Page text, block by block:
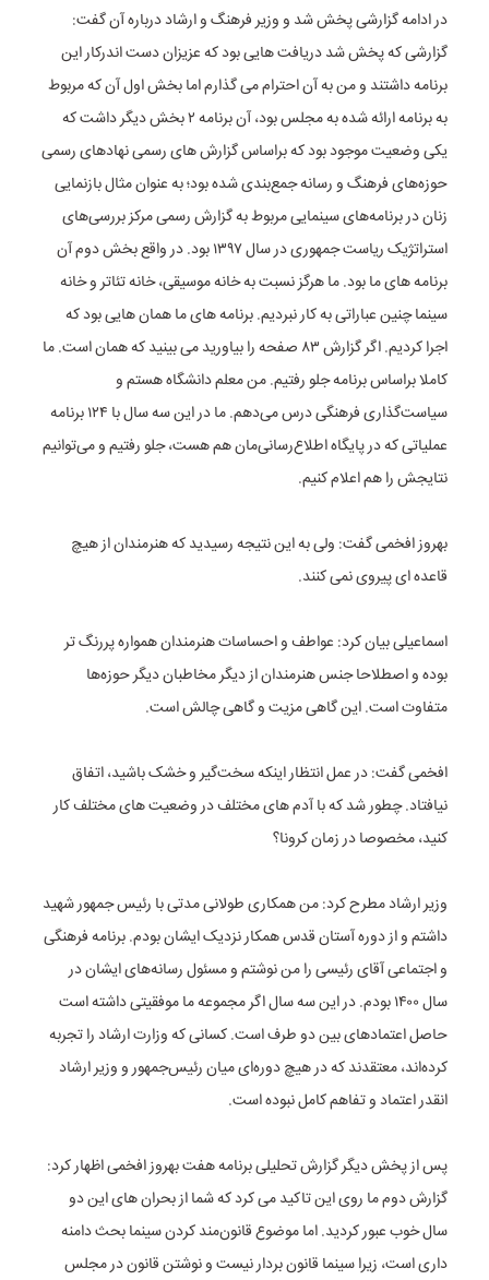
در ادامه گزارشی پخش شد و وزیر فرهنگ و ارشاد درباره آن گفت:
گزارشی که پخش شد دریافت هایی بود که عزیزان دست اندرکار این
برنامه داشتند و من به آن احترام می گذارم اما بخش اول آن که مربوط
به برنامه ارائه شده به مجلس بود، آن برنامه ۲ بخش دیگر داشت که
یکی وضعیت موجود بود که براساس گزارش های رسمی نهادهای رسمی
حوزه‌های فرهنگ و رسانه جمع‌بندی شده بود؛ به عنوان مثال بازنمایی
زنان در برنامه‌های سینمایی مربوط به گزارش رسمی مرکز بررسی‌های
استراتژیک ریاست جمهوری در سال ۱۳۹۷ بود. در واقع بخش دوم آن
برنامه های ما بود. ما هرگز نسبت به خانه موسیقی، خانه تئاتر و خانه
سینما چنین عباراتی به کار نبردیم. برنامه های ما همان هایی بود که
اجرا کردیم. اگر گزارش ۸۳ صفحه را بیاورید می بینید که همان است. ما
کاملا براساس برنامه جلو رفتیم. من معلم دانشگاه هستم و
سیاست‌گذاری فرهنگی درس می‌دهم. ما در این سه سال با ۱۲۴ برنامه
عملیاتی که در پایگاه اطلاع‌رسانی‌مان هم هست، جلو رفتیم و می‌توانیم
نتایجش را هم اعلام کنیم.
بهروز افخمی گفت: ولی به این نتیجه رسیدید که هنرمندان از هیچ
قاعده ای پیروی نمی کنند.
اسماعیلی بیان کرد: عواطف و احساسات هنرمندان همواره پررنگ تر
بوده و اصطلاحا جنس هنرمندان از دیگر مخاطبان دیگر حوزه‌ها
متفاوت است. این گاهی مزیت و گاهی چالش است.
افخمی گفت: در عمل انتظار اینکه سخت‌گیر و خشک باشید، اتفاق
نیافتاد. چطور شد که با آدم های مختلف در وضعیت های مختلف کار
کنید، مخصوصا در زمان کرونا؟
وزیر ارشاد مطرح کرد: من همکاری طولانی مدتی با رئیس جمهور شهید
داشتم و از دوره آستان قدس همکار نزدیک ایشان بودم. برنامه فرهنگی
و اجتماعی آقای رئیسی را من نوشتم و مسئول رسانه‌های ایشان در
سال ۱۴۰۰ بودم. در این سه سال اگر مجموعه ما موفقیتی داشته است
حاصل اعتمادهای بین دو طرف است. کسانی که وزارت ارشاد را تجربه
کرده‌اند، معتقدند که در هیچ دوره‌ای میان رئیس‌جمهور و وزیر ارشاد
انقدر اعتماد و تفاهم کامل نبوده است.
پس از پخش دیگر گزارش تحلیلی برنامه هفت بهروز افخمی اظهار کرد:
گزارش دوم ما روی این تاکید می کرد که شما از بحران های این دو
سال خوب عبور کردید. اما موضوع قانون‌مند کردن سینما بحث دامنه
داری است، زیرا سینما قانون بردار نیست و نوشتن قانون در مجلس